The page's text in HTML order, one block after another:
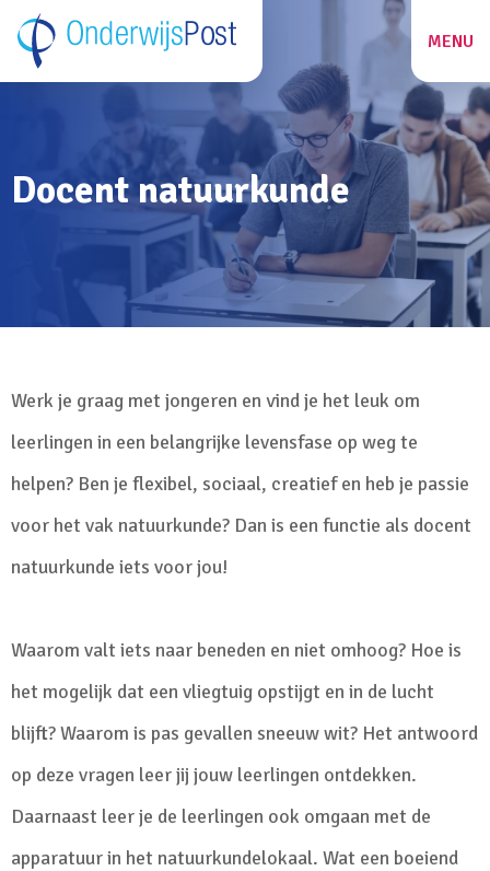
ZOEKEN
MENU
Docent natuurkunde
Werk je graag met jongeren en vind je het leuk om
leerlingen in een belangrijke levensfase op weg te
helpen? Ben je flexibel, sociaal, creatief en heb je passie
voor het vak natuurkunde? Dan is een functie als docent
natuurkunde iets voor jou!
Waarom valt iets naar beneden en niet omhoog? Hoe is
het mogelijk dat een vliegtuig opstijgt en in de lucht
blijft? Waarom is pas gevallen sneeuw wit? Het antwoord
op deze vragen leer jij jouw leerlingen ontdekken.
Daarnaast leer je de leerlingen ook omgaan met de
apparatuur in het natuurkundelokaal. Wat een boeiend